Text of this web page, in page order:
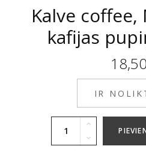
Kalve
kafijas
18,50
IR